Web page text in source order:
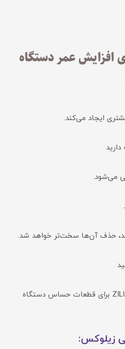
عمر دستگاه
ایجاد می‌کند.
می‌شود.
حذف آن‌ها سخت‌تر خواهد شد.
محصولات تخصصی مثل ZILUXE برای قطعات حساس دستگاه
زیلوکس: